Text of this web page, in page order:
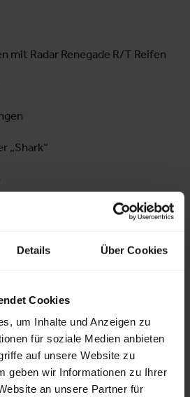
Details Über Cookies
Cookies
um Inhalte und Anzeigen zu
für soziale Medien anbieten
auf unsere Website zu
geben wir Informationen zu Ihrer
an unsere Partner für
mit Radar Renegade R/T Reifen
„Shark“
Edition
Raptor-Lack